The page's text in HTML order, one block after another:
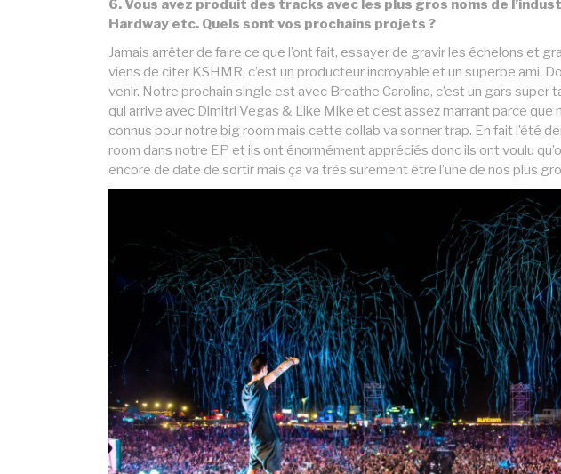
6. Vous avez produit des tracks avec les plus gros noms de
Hardway etc. Quels sont vos prochains projets ?
Jamais arrêter de faire ce que l’ont fait, essayer de gravir les échelons et
viens de citer KSHMR, c’est un producteur incroyable et un superbe ami.
venir. Notre prochain single est avec Breathe Carolina, c’est un gars super
qui arrive avec Dimitri Vegas & Like Mike et c’est assez marrant parce
connus pour notre big room mais cette collab va sonner trap. En fait l’été
room dans notre EP et ils ont énormément appréciés donc ils ont voulu
encore de date de sortir mais ça va très surement être l’une de nos plus